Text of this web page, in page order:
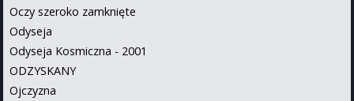
Oczy szeroko zamknięte
Odyseja
Odyseja Kosmiczna - 2001
ODZYSKANY
Ojczyzna